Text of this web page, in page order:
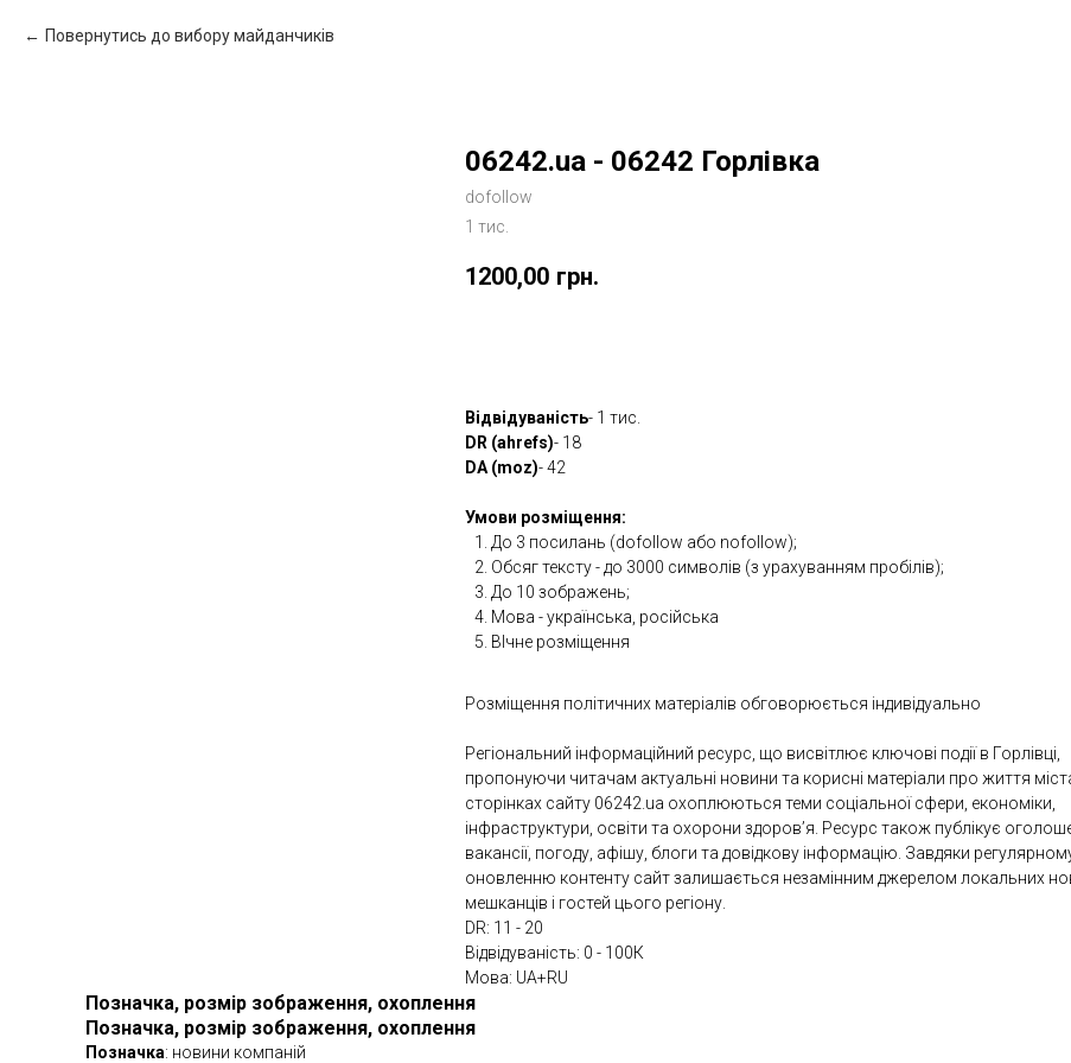
Повернутись до вибору майданчиків
06242.ua - 06242 Горлівка
dofollow
1 тис.
1200,00 грн.
Відвідуваність- 1 тис.
DR (ahrefs)- 18
DA (moz)- 42
Умови розміщення:
До 3 посилань (dofollow або nofollow);
Обсяг тексту - до 3000 символів (з урахуванням пробілів);
До 10 зображень;
Мова - українська, російська
ВІчне розміщення
Розміщення політичних матеріалів обговорюється індивідуально
Регіональний інформаційний ресурс, що висвітлює ключові події в Горлівці,
пропонуючи читачам актуальні новини та корисні матеріали про життя
сторінках сайту 06242.ua охоплюються теми соціальної сфери, економіки,
інфраструктури, освіти та охорони здоров’я. Ресурс також публікує
вакансії, погоду, афішу, блоги та довідкову інформацію. Завдяки
оновленню контенту сайт залишається незамінним джерелом локальних
мешканців і гостей цього регіону.
DR: 11 - 20
Відвідуваність: 0 - 100К
Мова: UA+RU
Позначка, розмір зображення, охоплення
Позначка, розмір зображення, охоплення
Позначка: новини компаній